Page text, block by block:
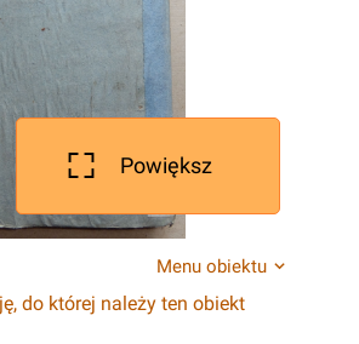
Powiększ
Menu obiektu
do której należy ten obiekt